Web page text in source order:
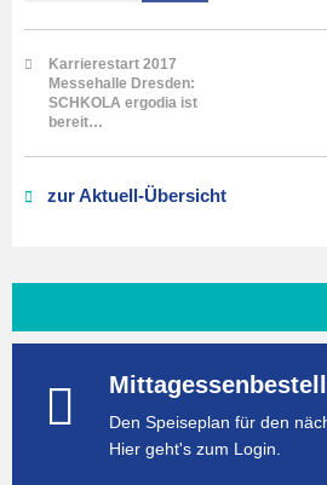
Karrierestart 2017
Messehalle Dresden:
SCHKOLA ergodia ist
bereit…
zur Aktuell-Übersicht
Den Speiseplan für den
Hier geht's zum Login.